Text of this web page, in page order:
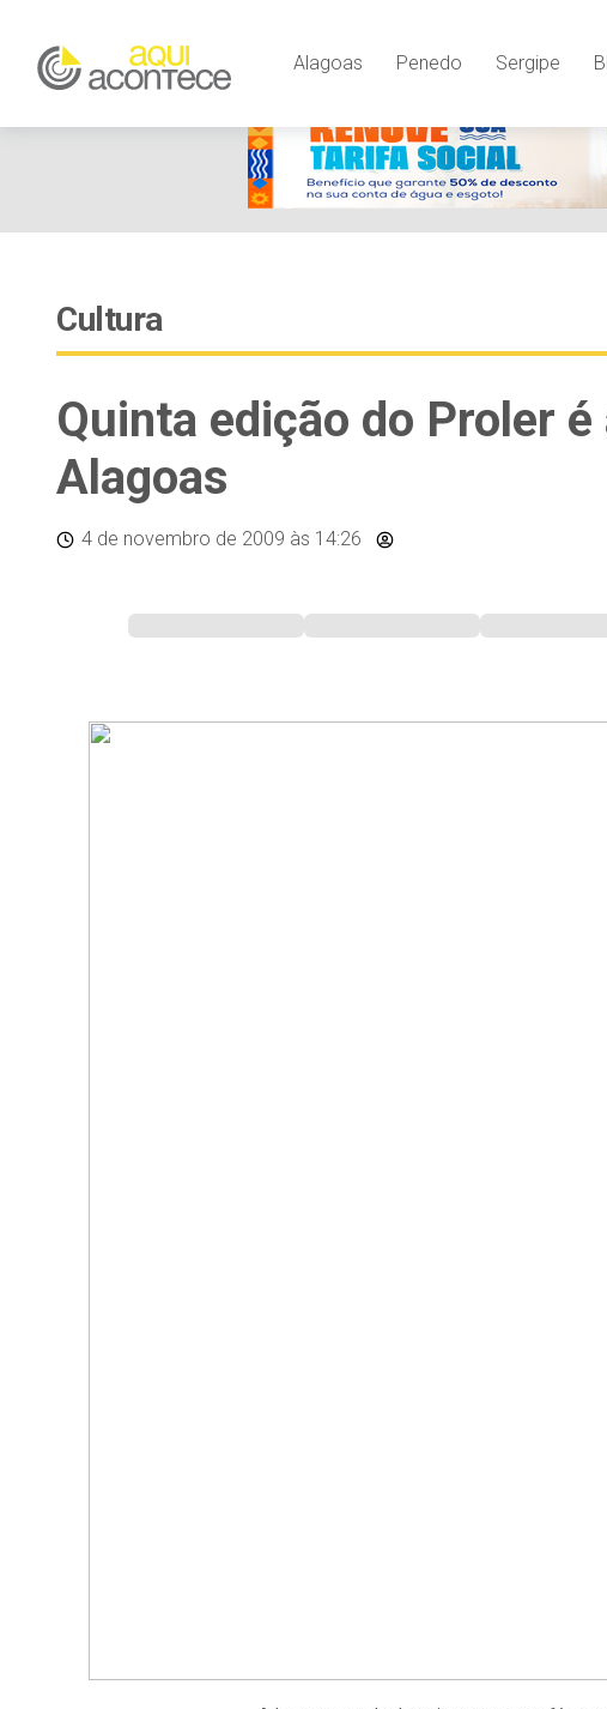
Alagoas Penedo Sergipe
Cultura
Quinta edição do Proler
Alagoas
4 de novembro de 2009 às 14:26